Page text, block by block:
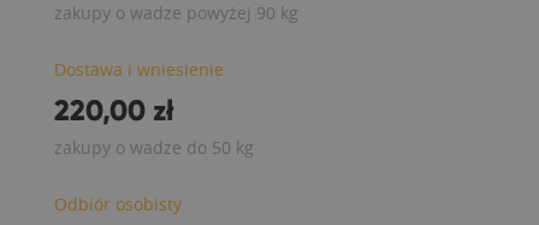
zakupy o wadze powyżej 90 kg
Dostawa i wniesienie
220,00 zł
zakupy o wadze do 50 kg
Odbiór osobisty